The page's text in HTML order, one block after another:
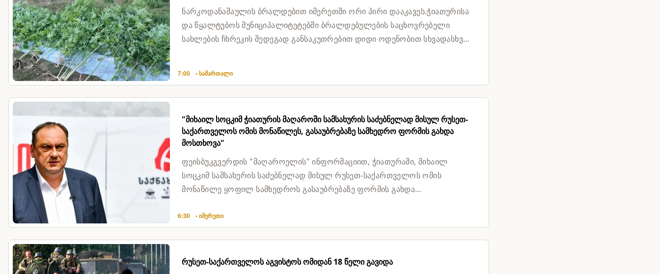
ნარკოდანაშაულის ბრალდებით იმერეთში ორი პირი დააკავეს.ჭიათურისა
და წყალტუბოს მუნიციპალიტეტებში ბრალდებულების საცხოვრებელი
სახლების ჩხრეკის შედეგად განსაკუთრებით დიდი ოდენობით სხვადასხვა
7:00 • სამართალი
"მიხაილ სოცკიმ ჭიათურის მაღაროში სამსახურის საძებნელად მისულ რუსეთ-
საქართველოს ომის მონაწილეს, გასაუბრებაზე სამხედრო ფორმის გახდა
მოსთხოვა"
ფეისბუკგვერდის "მაღაროელის" ინფორმაციით, ჭიათურაში, მიხაილ
სოცკიმ სამსახურის საძებნელად მისულ რუსეთ-საქართველოს ომის
მონაწილე ყოფილ სამხედროს გასაუბრებაზე ფორმის გახდა
6:30 • იმერეთი
რუსეთ-საქართველოს აგვისტოს ომიდან 18 წელი გავიდა